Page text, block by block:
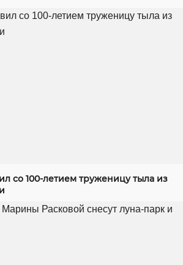
со 100-летием труженицу тыла из